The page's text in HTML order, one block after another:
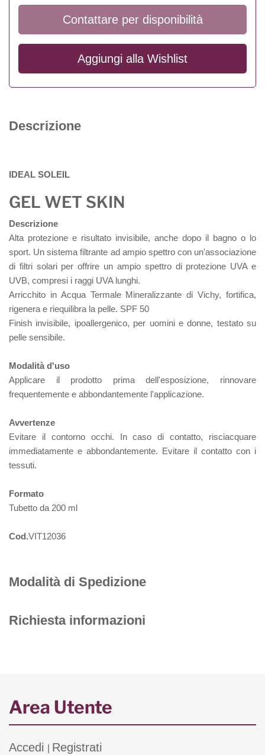
Contattare per disponibilità
Aggiungi alla Wishlist
Descrizione
IDEAL SOLEIL
GEL WET SKIN
Descrizione
Alta protezione e risultato invisibile, anche dopo il bagno o lo
sport. Un sistema filtrante ad ampio spettro con un'associazione
di filtri solari per offrire un ampio spettro di protezione UVA e
UVB, compresi i raggi UVA lunghi.
Arricchito in Acqua Termale Mineralizzante di Vichy, fortifica,
rigenera e riequilibra la pelle. SPF 50
Finish invisibile, ipoallergenico, per uomini e donne, testato su
pelle sensibile.
Modalità d'uso
Applicare il prodotto prima dell'esposizione, rinnovare
frequentemente e abbondantemente l'applicazione.
Avvertenze
Evitare il contorno occhi. In caso di contatto, risciacquare
immediatamente e abbondantemente. Evitare il contatto con i
tessuti.
Formato
Tubetto da 200 ml
Cod.VIT12036
Modalità di Spedizione
Richiesta informazioni
Area Utente
Accedi
Registrati